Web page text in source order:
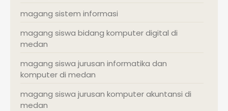
magang sistem informasi
magang siswa bidang komputer digital di
medan
magang siswa jurusan informatika dan
komputer di medan
magang siswa jurusan komputer akuntansi di
medan